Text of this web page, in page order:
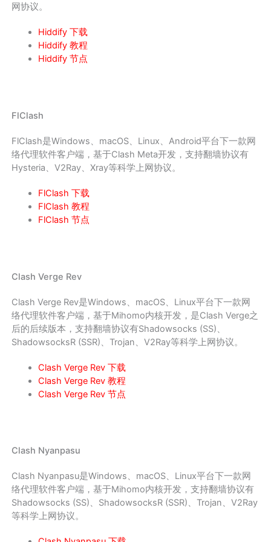
网协议。
Hiddify 下载
Hiddify 教程
Hiddify 节点
FlClash
FlClash是Windows、macOS、Linux、Android平台下一款网
络代理软件客户端，基于Clash Meta开发，支持翻墙协议有
Hysteria、V2Ray、Xray等科学上网协议。
FlClash 下载
FlClash 教程
FlClash 节点
Clash Verge Rev
Clash Verge Rev是Windows、macOS、Linux平台下一款网
络代理软件客户端，基于Mihomo内核开发，是Clash Verge之
后的后续版本，支持翻墙协议有Shadowsocks (SS)、
ShadowsocksR (SSR)、Trojan、V2Ray等科学上网协议。
Clash Verge Rev 下载
Clash Verge Rev 教程
Clash Verge Rev 节点
Clash Nyanpasu
Clash Nyanpasu是Windows、macOS、Linux平台下一款网
络代理软件客户端，基于Mihomo内核开发，支持翻墙协议有
Shadowsocks (SS)、ShadowsocksR (SSR)、Trojan、V2Ray
等科学上网协议。